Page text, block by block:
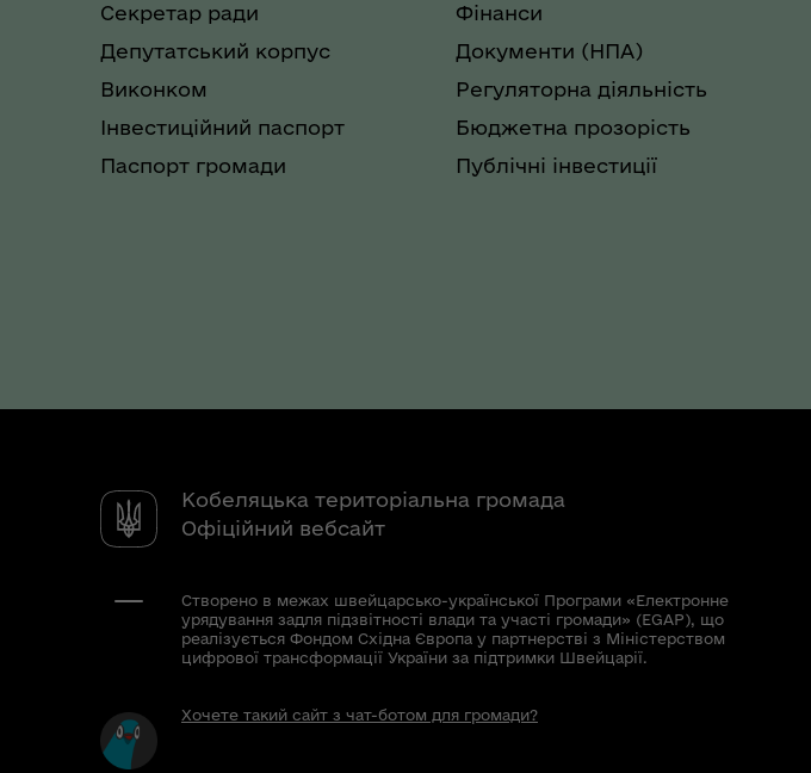
Секретар ради
Депутатський корпус
Виконком
Інвестиційний паспорт
Паспорт громади
Фінанси
Документи (НПА)
Регуляторна діяльність
Бюджетна прозорість
Публічні інвестиції
Кобеляцька територіальна громада
Офіційний вебсайт
Створено в межах швейцарсько-української Програми «Електронне
урядування задля підзвітності влади та участі громади» (EGAP), що
реалізується Фондом Східна Європа у партнерстві з Міністерством
цифрової трансформації України за підтримки Швейцарії.
Хочете такий сайт з чат-ботом для громади?